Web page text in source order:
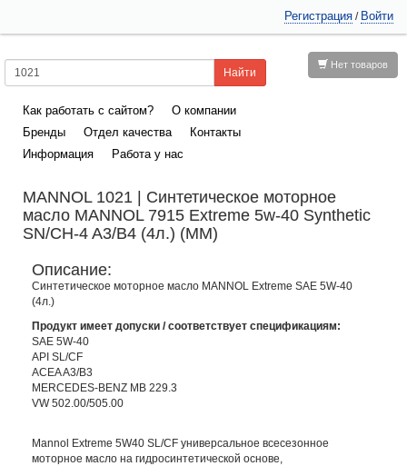
Регистрация / Войти
Нет товаров
Как работать с сайтом?
О компании
Бренды
Отдел качества
Контакты
Информация
Работа у нас
MANNOL 1021 | Синтетическое моторное
масло MANNOL 7915 Extreme 5w-40 Synthetic
SN/CH-4 A3/B4 (4л.) (ММ)
Описание:
Синтетическое моторное масло MANNOL Extreme SAE 5W-40
(4л.)
Продукт имеет допуски / соответствует спецификациям:
SAE 5W-40
API SL/CF
ACEA A3/B3
MERCEDES-BENZ MB 229.3
VW 502.00/505.00
Mannol Extreme 5W40 SL/CF универсальное всесезонное
моторное масло на гидросинтетической основе,